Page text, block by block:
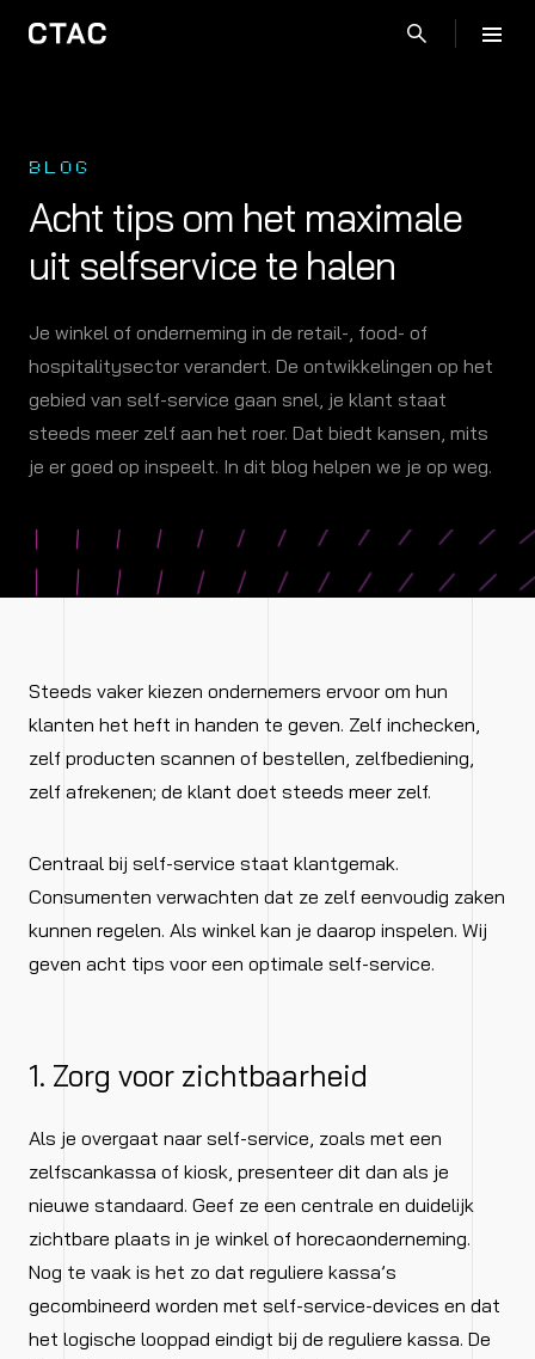
BLOG
Acht tips om het maximale
uit selfservice te halen
Je winkel of onderneming in de retail-, food- of
hospitalitysector verandert. De ontwikkelingen op het
gebied van self-service gaan snel, je klant staat
steeds meer zelf aan het roer. Dat biedt kansen, mits
je er goed op inspeelt. In dit blog helpen we je op weg.
Steeds vaker kiezen ondernemers ervoor om hun
klanten het heft in handen te geven. Zelf inchecken,
zelf producten scannen of bestellen, zelfbediening,
zelf afrekenen; de klant doet steeds meer zelf.
Centraal bij self-service staat klantgemak.
Consumenten verwachten dat ze zelf eenvoudig zaken
kunnen regelen. Als winkel kan je daarop inspelen. Wij
geven acht tips voor een optimale self-service.
1. Zorg voor zichtbaarheid
Als je overgaat naar self-service, zoals met een
zelfscankassa of kiosk, presenteer dit dan als je
nieuwe standaard. Geef ze een centrale en duidelijk
zichtbare plaats in je winkel of horecaonderneming.
Nog te vaak is het zo dat reguliere kassa’s
gecombineerd worden met self-service-devices en dat
het logische looppad eindigt bij de reguliere kassa. De